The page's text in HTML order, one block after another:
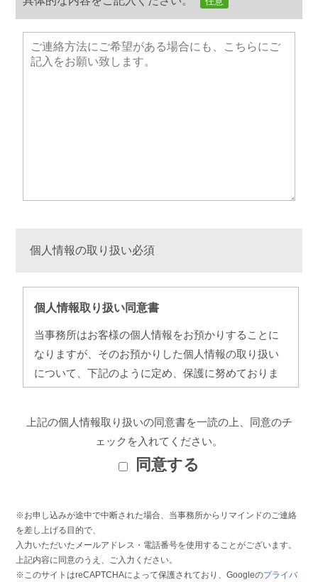
個人情報の取り扱い必須
個人情報取り扱い同意書
当事務所はお客様の個人情報をお預かりすることに
なりますが、そのお預かりした個人情報の取り扱い
について、下記のように定め、保護に努めておりま
【利用目的】
お問い合わせへの対応、サービスに関するご案内
（メールマガジン等を含む）、広告配信・効果測
【ご連絡方法】
当事務所では、ご連絡方法にご入力いただいた電話
番号、メールアドレスに加え、電話番号を宛先とし
上記の個人情報取り扱いの同意書を一読の上、同意のチ
ェックを入れてください。
同意する
※お申し込みが途中で中断された場合、当事務所からリマインドのご連絡
を差し上げる目的で、
入力いただいたメールアドレス・電話番号を使用することがございます。
上記内容に同意のうえ、ご入力ください。
※このサイトはreCAPTCHAによって保護されており、Googleのプライバ